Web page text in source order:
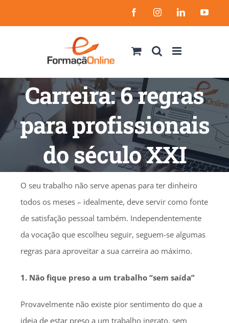
to
FacebookInstagramLinkedIn
Carreira: 6 regras
para profissionais
do século XXI
O seu trabalho não serve apenas para ter dinheiro
todos os meses – idealmente, deve servir como fonte
de satisfação pessoal também. Independentemente
da vocação que escolheu seguir, seguem-se algumas
regras para aproveitar a sua carreira ao máximo.
1. Não fique preso a um trabalho “sem saída”
Provavelmente não existe pior sentimento do que a
ideia de estar preso a um trabalho ingrato, sem